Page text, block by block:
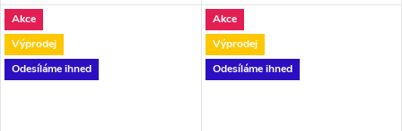
především vysokou pevnosti a
dlouhodobou ostrostí.
Akce
Výprodej
Odesíláme ihned
Akce
Výprodej
Odesíláme ihned